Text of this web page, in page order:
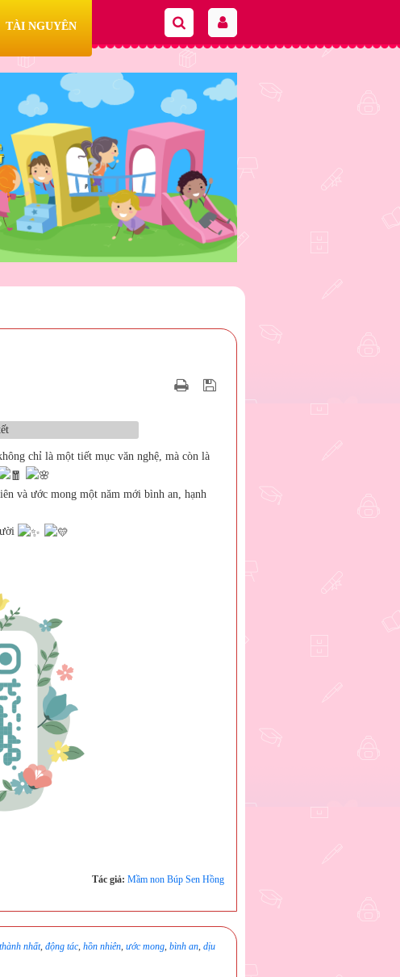
TÀI NGUYÊN
chỉ là một tiết mục văn nghệ, mà còn là
và ước mong một năm mới bình an, hạnh
Tác giả: Mầm non Búp Sen Hồng
thành nhất, động tác, hồn nhiên, ước mong, bình an, dịu